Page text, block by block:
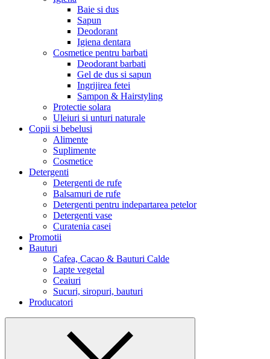
Baie si dus
Sapun
Deodorant
Igiena dentara
Cosmetice pentru barbati
Deodorant barbati
Gel de dus si sapun
Ingrijirea fetei
Sampon & Hairstyling
Protectie solara
Uleiuri si unturi naturale
Copii si bebelusi
Alimente
Suplimente
Cosmetice
Detergenti
Detergenti de rufe
Balsamuri de rufe
Detergenti pentru indepartarea petelor
Detergenti vase
Curatenia casei
Promotii
Bauturi
Cafea, Cacao & Bauturi Calde
Lapte vegetal
Ceaiuri
Sucuri, siropuri, bauturi
Producatori